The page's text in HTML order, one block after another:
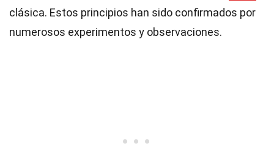
clásica. Estos principios han sido confirmados por
numerosos experimentos y observaciones.